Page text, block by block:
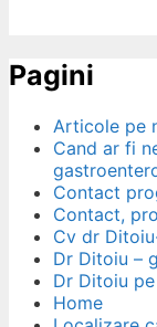
Pagini
Articole pe
Cand ar fi
Contact
Contact,
Cv dr
Dr Ditoiu –
Dr Ditoiu
Home